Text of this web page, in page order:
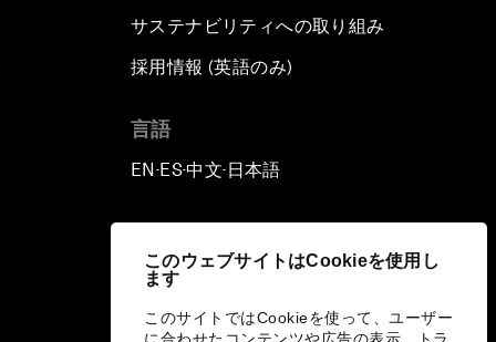
このウェブサイトはCookieを使用し
ます
このサイトではCookieを使って、ユーザー
サステナビリティへの取り組み
採用情報 (英語のみ)
言語
EN ▪ES▪中文▪ 日本語